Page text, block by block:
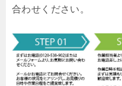
合わせください。